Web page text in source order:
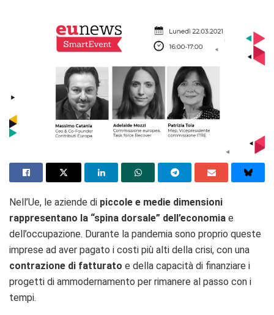
Nell’Ue, le aziende di piccole e medie dimensioni
rappresentano la “spina dorsale” dell’economia e
dell’occupazione. Durante la pandemia sono proprio queste
imprese ad aver pagato i costi più alti della crisi, con una
contrazione di fatturato e della capacità di finanziare i
progetti di ammodernamento per rimanere al passo con i
tempi.